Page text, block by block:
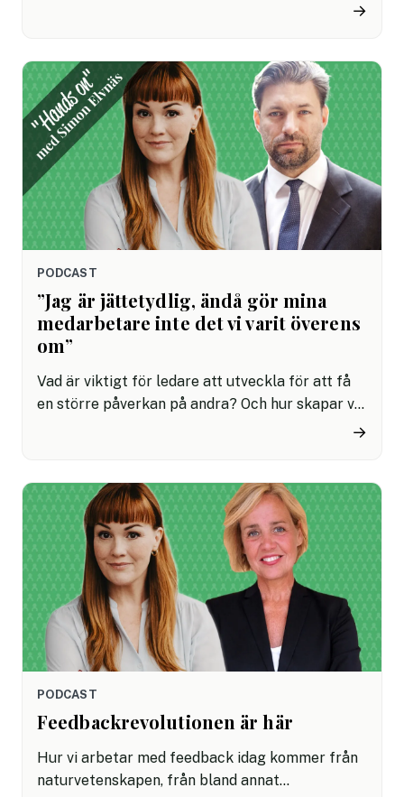
som svarar på vanliga dilemman – och den här
gången har turen kommit till att få tid för att
jobba.
→
PODCAST
”Jag är jättetydlig, ändå gör mina
medarbetare inte det vi varit överens
om”
Vad är viktigt för ledare att utveckla för att få
en större påverkan på andra? Och hur skapar vi
ledarskap, som svarar på vanliga dilemman –
och den här gången har turen kommit till
kommunikation och tydlighet.
→
PODCAST
Feedbackrevolutionen är här
Hur vi arbetar med feedback idag kommer från
naturvetenskapen, från bland annat